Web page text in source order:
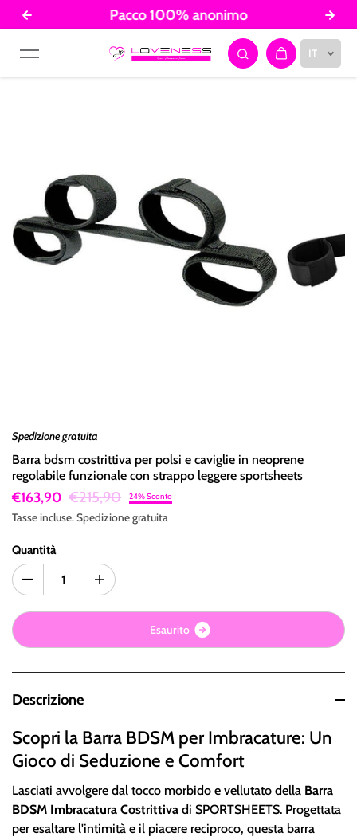
Salta al contenuto Pacco 100% anonimo
IT
Spedizione gratuita
Barra bdsm costrittiva per polsi e caviglie in neoprene
regolabile funzionale con strappo leggere sportsheets
€163,90 €215,90 24% Sconto
Tasse incluse.Spedizionegratuita
Quantità
Esaurito
Descrizione
Scopri la Barra BDSM per Imbracature: Un
Gioco di Seduzione e Comfort
Lasciati avvolgere dal tocco morbido e vellutato della Barra
BDSM Imbracatura Costrittiva di SPORTSHEETS. Progettata
per esaltare l'intimità e il piacere reciproco, questa barra